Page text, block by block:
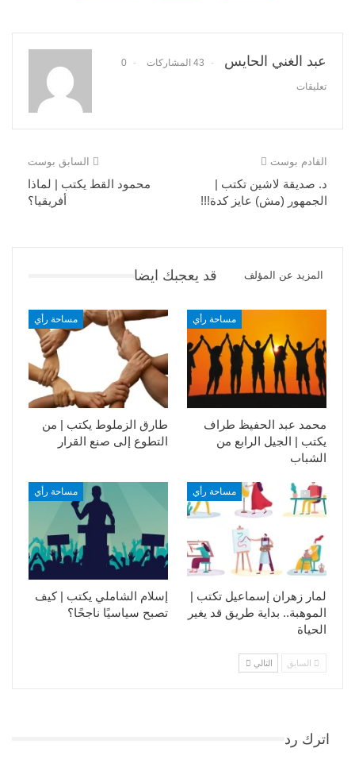
عبد الغني الحايس 43 المشاركات 0
تعليقات
السابق بوست
محمود القط يكتب | لماذا
أفريقيا؟
القادم بوست
د. صديقة لاشين تكتب |
الجمهور (مش) عايز كدة!!!
قد يعجبك ايضا المزيد عن المؤلف
مساحة رأي
طارق الزملوط يكتب | من
التطوع إلى صنع القرار
مساحة رأي
محمد عبد الحفيظ طراف
يكتب | الجيل الرابع من
الشباب
مساحة رأي
إسلام الشاملي يكتب | كيف
تصبح سياسيًا ناجحًا؟
مساحة رأي
لمار زهران إسماعيل تكتب |
الموهبة.. بداية طريق قد يغير
الحياة
السابق التالي
اترك رد